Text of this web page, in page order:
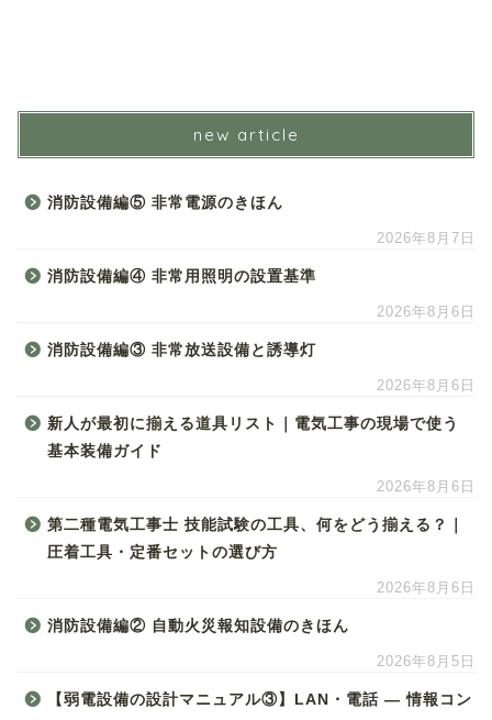
new article
消防設備編⑤ 非常電源のきほん
2026年8月7日
消防設備編④ 非常用照明の設置基準
2026年8月6日
消防設備編③ 非常放送設備と誘導灯
2026年8月6日
新人が最初に揃える道具リスト｜電気工事の現場で使う
基本装備ガイド
2026年8月6日
第二種電気工事士 技能試験の工具、何をどう揃える？｜
圧着工具・定番セットの選び方
2026年8月6日
消防設備編② 自動火災報知設備のきほん
2026年8月5日
【弱電設備の設計マニュアル③】LAN・電話 ― 情報コン